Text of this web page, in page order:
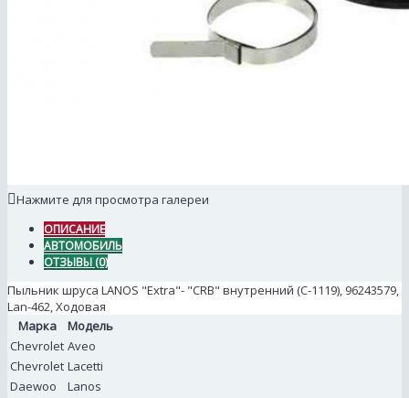
Нажмите для просмотра галереи
ОПИСАНИЕ
АВТОМОБИЛЬ
ОТЗЫВЫ (0)
Пыльник шруса LANOS "Extra"- "CRB" внутренний (С-1119), 96243579,
Lan-462, Ходовая
Марка
Модель
Chevrolet Aveo
Chevrolet Lacetti
Daewoo
Lanos